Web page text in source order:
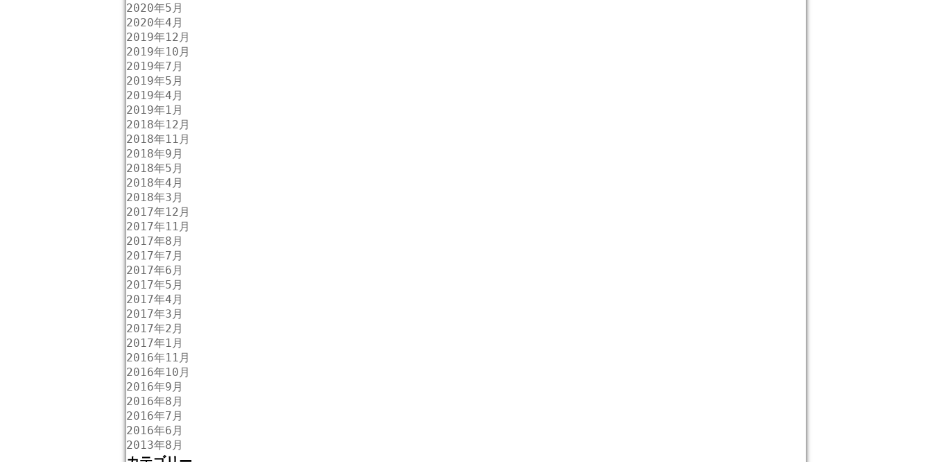
2020年5月
2020年4月
2019年12月
2019年10月
2019年7月
2019年5月
2019年4月
2019年1月
2018年12月
2018年11月
2018年9月
2018年5月
2018年4月
2018年3月
2017年12月
2017年11月
2017年8月
2017年7月
2017年6月
2017年5月
2017年4月
2017年3月
2017年2月
2017年1月
2016年11月
2016年10月
2016年9月
2016年8月
2016年7月
2016年6月
2013年8月